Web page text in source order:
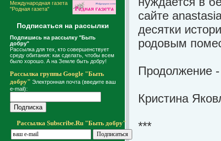
Международная газета
"Родная газета"
Подписаться на рассылки
Подпишись на рассылку "Быть
добру"
Рассылка для тех, кто совершенствует
среду обитания: как сделать, чтобы всем
было хорошо. А на Земле быть добру!
Рассылка группы Google "Быть
добру" Электронная почта (введите ваш
e-mail):
Рассылка Subscribe.Ru "Быть добру"
сайте
десятки
родовым
Продолжение
Кристина
***